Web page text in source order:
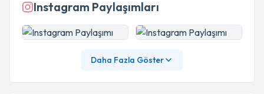
Instagram Paylaşımları
Daha Fazla Göster